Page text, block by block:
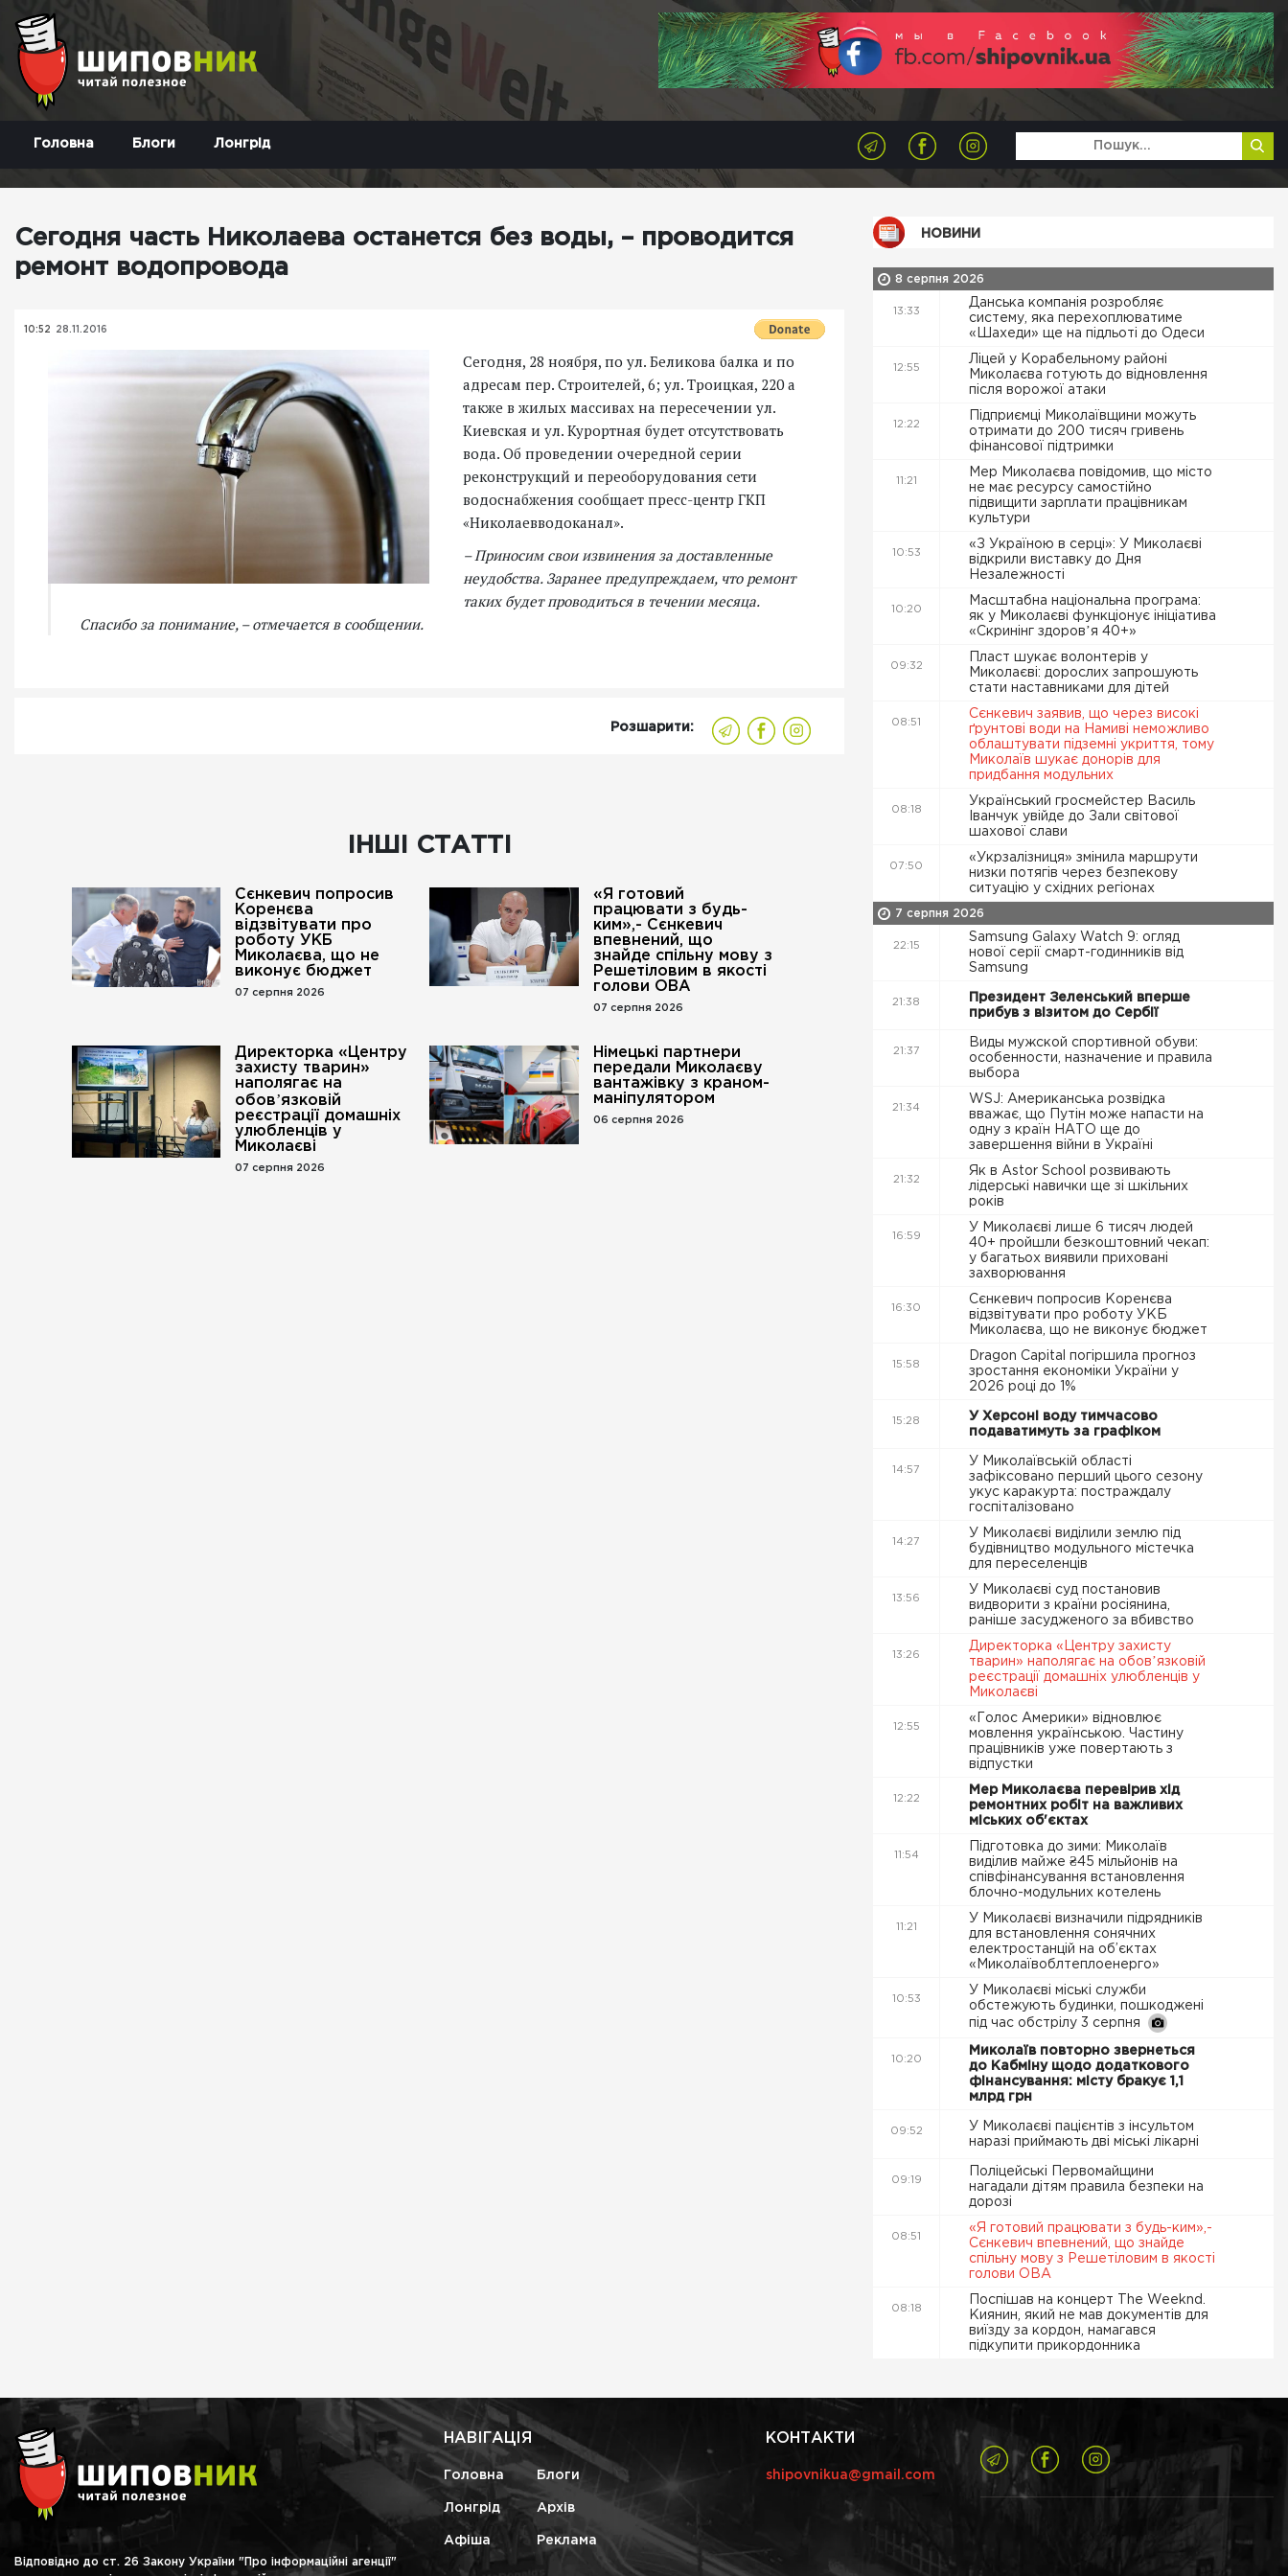
Головна Блоги Лонгрід
Сегодня часть Николаева останется без воды, – проводится
ремонт водопровода
10:52 28.11.2016
Сегодня, 28 ноября, по ул. Беликова балка и по
адресам пер. Строителей, 6; ул. Троицкая, 220 а
также в жилых массивах на пересечении ул.
Киевская и ул. Курортная будет отсутствовать
вода. Об проведении очередной серии
реконструкций и переоборудования сети
водоснабжения сообщает пресс-центр ГКП
«Николаевводоканал».
– Приносим свои извинения за доставленные
неудобства. Заранее предупреждаем, что ремонт
таких будет проводиться в течении месяца.
Спасибо за понимание, – отмечается в сообщении.
Розшарити:
ІНШІ СТАТТІ
Сєнкевич попросив
Коренєва
відзвітувати про
роботу УКБ
Миколаєва, що не
виконує бюджет
07 серпня 2026
«Я готовий
працювати з будь-
ким»,- Сєнкевич
впевнений, що
знайде спільну мову з
Решетіловим в якості
голови ОВА
07 серпня 2026
Директорка «Центру
захисту тварин»
наполягає на
обовʼязковій
реєстрації домашніх
улюбленців у
Миколаєві
07 серпня 2026
Німецькі партнери
передали Миколаєву
вантажівку з краном-
маніпулятором
06 серпня 2026
НОВИНИ
8 серпня 2026
13:33
Данська компанія розробляє
систему, яка перехоплюватиме
«Шахеди» ще на підльоті до Одеси
12:55
Ліцей у Корабельному районі
Миколаєва готують до відновлення
після ворожої атаки
12:22
Підприємці Миколаївщини можуть
отримати до 200 тисяч гривень
фінансової підтримки
11:21
Мер Миколаєва повідомив, що місто
не має ресурсу самостійно
підвищити зарплати працівникам
культури
10:53
«З Україною в серці»: У Миколаєві
відкрили виставку до Дня
Незалежності
10:20
Масштабна національна програма:
як у Миколаєві функціонує ініціатива
«Скринінг здоровʼя 40+»
09:32
Пласт шукає волонтерів у
Миколаєві: дорослих запрошують
стати наставниками для дітей
08:51
Сєнкевич заявив, що через високі
ґрунтові води на Намиві неможливо
облаштувати підземні укриття, тому
Миколаїв шукає донорів для
придбання модульних
08:18
Український гросмейстер Василь
Іванчук увійде до Зали світової
шахової слави
07:50
«Укрзалізниця» змінила маршрути
низки потягів через безпекову
ситуацію у східних регіонах
7 серпня 2026
22:15
Samsung Galaxy Watch 9: огляд
нової серії смарт-годинників від
Samsung
21:38
Президент Зеленський вперше
прибув з візитом до Сербії
21:37
Виды мужской спортивной обуви:
особенности, назначение и правила
выбора
21:34
WSJ: Американська розвідка
вважає, що Путін може напасти на
одну з країн НАТО ще до
завершення війни в Україні
21:32
Як в Astor School розвивають
лідерські навички ще зі шкільних
років
16:59
У Миколаєві лише 6 тисяч людей
40+ пройшли безкоштовний чекап:
у багатьох виявили приховані
захворювання
16:30
Сєнкевич попросив Коренєва
відзвітувати про роботу УКБ
Миколаєва, що не виконує бюджет
15:58
Dragon Capital погіршила прогноз
зростання економіки України у
2026 році до 1%
15:28
У Херсоні воду тимчасово
подаватимуть за графіком
14:57
У Миколаївській області
зафіксовано перший цього сезону
укус каракурта: постраждалу
госпіталізовано
14:27
У Миколаєві виділили землю під
будівництво модульного містечка
для переселенців
13:56
У Миколаєві суд постановив
видворити з країни росіянина,
раніше засудженого за вбивство
13:26
Директорка «Центру захисту
тварин» наполягає на обовʼязковій
реєстрації домашніх улюбленців у
Миколаєві
12:55
«Голос Америки» відновлює
мовлення українською. Частину
працівників уже повертають з
відпустки
12:22
Мер Миколаєва перевірив хід
ремонтних робіт на важливих
міських об'єктах
11:54
Підготовка до зими: Миколаїв
виділив майже ₴45 мільйонів на
співфінансування встановлення
блочно-модульних котелень
11:21
У Миколаєві визначили підрядників
для встановлення сонячних
електростанцій на об’єктах
«Миколаївоблтеплоенерго»
10:53
У Миколаєві міські служби
обстежують будинки, пошкоджені
під час обстрілу 3 серпня
10:20
Миколаїв повторно звернеться
до Кабміну щодо додаткового
фінансування: місту бракує 1,1
млрд грн
09:52
У Миколаєві пацієнтів з інсультом
наразі приймають дві міські лікарні
09:19
Поліцейські Первомайщини
нагадали дітям правила безпеки на
дорозі
08:51
«Я готовий працювати з будь-ким»,-
Сєнкевич впевнений, що знайде
спільну мову з Решетіловим в якості
голови ОВА
08:18
Поспішав на концерт The Weeknd.
Киянин, який не мав документів для
виїзду за кордон, намагався
підкупити прикордонника
Відповідно до ст. 26 Закону України "Про інформаційні агенції"
НАВІГАЦІЯ
Головна Блоги
Лонгрід Архів
Афіша Реклама
КОНТАКТИ
shipovnikua@gmail.com